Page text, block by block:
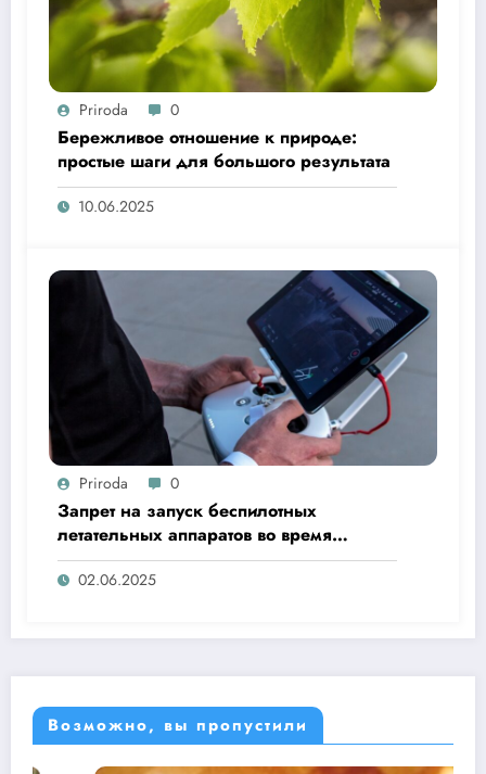
Priroda 0
Бережливое отношение к природе:
простые шаги для большого результата
10.06.2025
Priroda 0
Запрет на запуск беспилотных
летательных аппаратов во время
«Ысыах Туймаады-2025»
02.06.2025
Возможно, вы пропустили